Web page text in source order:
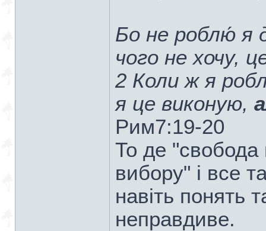
Бо не роблю́ я
чого не хочу,
2 Коли ж я
я це виконую,
Рим7:19-20
То де "свобода
вибору" і все
навіть понять
неправдиве.